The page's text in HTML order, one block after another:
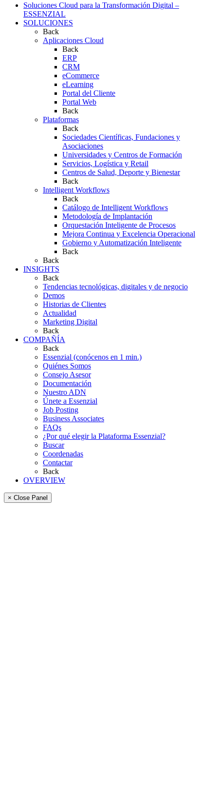
Soluciones Cloud para la Transformación Digital –
ESSENZIAL
SOLUCIONES
Back
Aplicaciones Cloud
Back
ERP
CRM
eCommerce
eLearning
Portal del Cliente
Portal Web
Back
Plataformas
Back
Sociedades Científicas, Fundaciones y
Asociaciones
Universidades y Centros de Formación
Servicios, Logística y Retail
Centros de Salud, Deporte y Bienestar
Back
Intelligent Workflows
Back
Catálogo de Intelligent Workflows
Metodología de Implantación
Orquestación Inteligente de Procesos
Mejora Continua y Excelencia Operacional
Gobierno y Automatización Inteligente
Back
Back
INSIGHTS
Back
Tendencias tecnológicas, digitales y de negocio
Demos
Historias de Clientes
Actualidad
Marketing Digital
Back
COMPAÑÍA
Back
Essenzial (conócenos en 1 min.)
Quiénes Somos
Consejo Asesor
Documentación
Nuestro ADN
Únete a Essenzial
Job Posting
Business Associates
FAQs
¿Por qué elegir la Plataforma Essenzial?
Buscar
Coordenadas
Contactar
Back
OVERVIEW
× Close Panel